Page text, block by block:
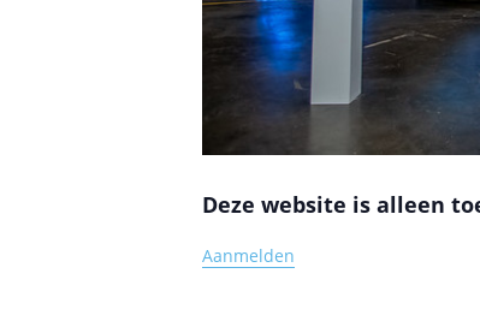
Deze website is alleen
Aanmelden